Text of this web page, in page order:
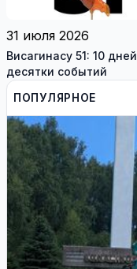
31 июля 2026
Висагинасу 51: 10 дней,
десятки событий
ПОПУЛЯРНОЕ